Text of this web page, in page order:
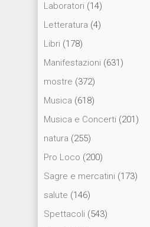
Laboratori (14)
Letteratura (4)
Libri (178)
Manifestazioni (631)
mostre (372)
Musica (618)
Musica e Concerti (201)
natura (255)
Pro Loco (200)
Sagre e mercatini (173)
salute (146)
Spettacoli (543)